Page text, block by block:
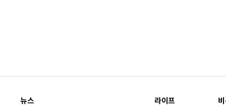
뉴스
라이프